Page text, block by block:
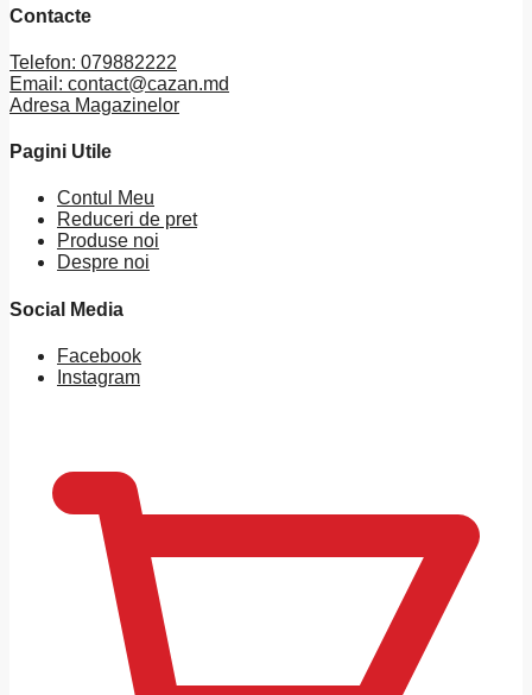
Contacte
Telefon: 079882222
Email: contact@cazan.md
Adresa Magazinelor
Pagini Utile
Contul Meu
Reduceri de pret
Produse noi
Despre noi
Social Media
Facebook
Instagram